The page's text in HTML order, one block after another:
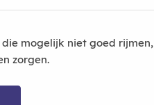
die mogelijk niet goed rijmen,
zorgen.